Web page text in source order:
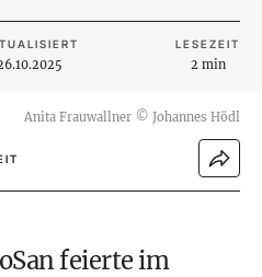
LESEZEIT
2 min
Anita Frauwallner © Johannes Hödl
feierte im